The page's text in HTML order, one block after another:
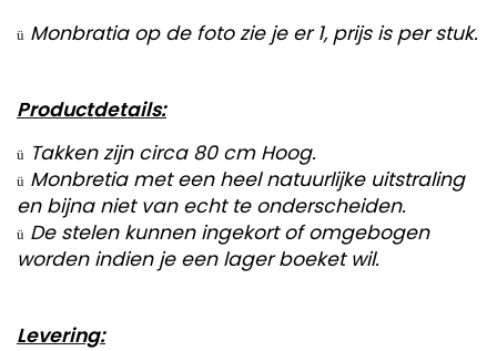
ü Monbratia op de foto zie je er 1, prijs is per stuk.
Productdetails:
ü Takken zijn circa 80 cm Hoog.
ü Monbretia met een heel natuurlijke uitstraling
en bijna niet van echt te onderscheiden.
ü De stelen kunnen ingekort of omgebogen
worden indien je een lager boeket wil.
Levering: